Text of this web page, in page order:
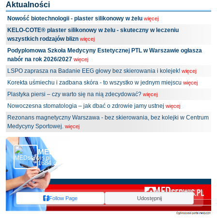
Aktualności
Nowość biotechnologii - plaster silikonowy w żelu więcej
KELO-COTE® plaster silikonowy w żelu - skuteczny w leczeniu
wszystkich rodzajów blizn więcej
Podyplomowa Szkoła Medycyny Estetycznej PTL w Warszawie ogłasza
nabór na rok 2026/2027 więcej
LSPO zaprasza na Badanie EEG głowy bez skierowania i kolejek! więcej
Korekta uśmiechu i zadbana skóra - to wszystko w jednym miejscu więcej
Plastyka piersi – czy warto się na nią zdecydować? więcej
Nowoczesna stomatologia – jak dbać o zdrowie jamy ustnej więcej
Rezonans magnetyczny Warszawa - bez skierowania, bez kolejki w Centrum
Medycyny Sportowej. więcej
MEDserwis.pl - Ogólnopolski Portal Medyczny
1684 obserwujących
Follow Page Udostępnij